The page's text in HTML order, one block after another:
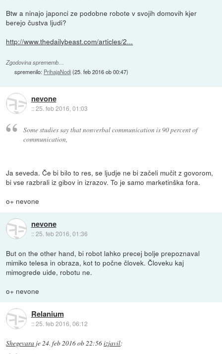
Btw a ninajo japonci ze podobne robote v svojih domovih kjer
berejo čustva ljudi?
http://www.thedailybeast.com/articles/2...
Zgodovina sprememb…
spremenilo: PrihajaNodi(25. feb 2016 ob 00:47)
nevone
::25. feb 2016, 01:03
Some studies say that nonverbal communication is 90 percent of
communication,
Ja seveda. Če bi bilo to res, se ljudje ne bi začeli mučit z govorom,
bi vse razbrali iz gibov in izrazov. To je samo marketinška fora.
o+ nevone
nevone
::25. feb 2016, 01:36
But on the other hand, bi robot lahko precej bolje prepoznaval
mimiko telesa in obraza, kot to počne človek. Človeku kaj
mimogrede uide, robotu ne.
o+ nevone
Relanium
::25. feb 2016, 06:12
Shegevara je24. feb 2016 ob 22:56izjavil: